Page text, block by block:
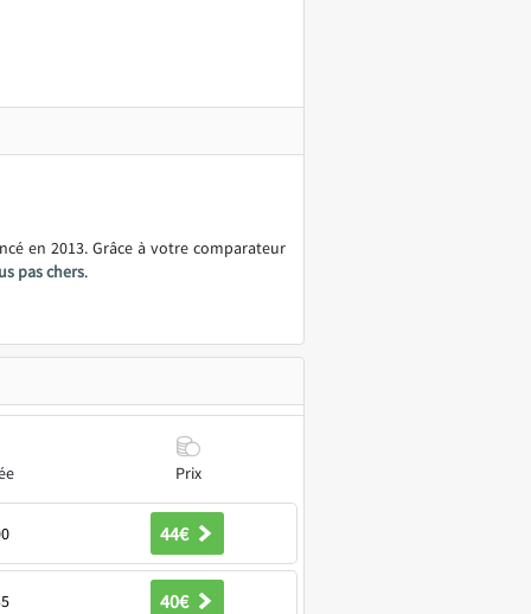
en 2013. Grâce à votre comparateur
pas chers.
Prix
44€
40€